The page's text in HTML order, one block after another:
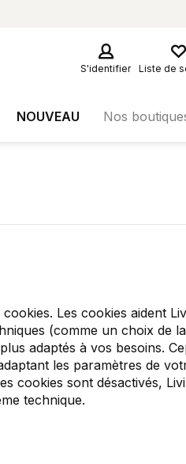
S'identifier Liste de
NOUVEAU Nos
Les cookies aident
(comme un choix de
adaptés à vos besoins.
les paramètres de
cookies sont désactivés,
technique.